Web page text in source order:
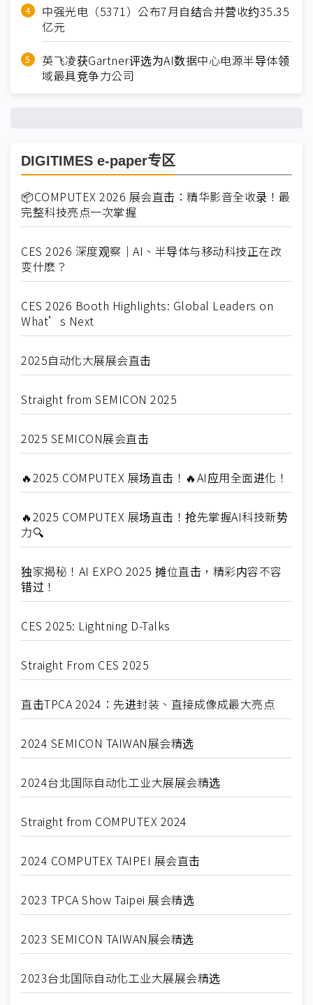
中强光电（5371）公布7月自结合并营收约35.35
亿元
英飞凌获Gartner评选为AI数据中心电源半导体领
域最具竞争力公司
DIGITIMES e-paper专区
📦COMPUTEX 2026 展会直击：精华影音全收录！最
完整科技亮点一次掌握
CES 2026 深度观察｜AI、半导体与移动科技正在改
变什麽？
CES 2026 Booth Highlights: Global Leaders on
What’s Next
2025自动化大展展会直击
Straight from SEMICON 2025
2025 SEMICON展会直击
🔥2025 COMPUTEX 展场直击！🔥AI应用全面进化！
🔥2025 COMPUTEX 展场直击！抢先掌握AI科技新势
力🔍
独家揭秘！AI EXPO 2025 摊位直击，精彩内容不容
错过！
CES 2025: Lightning D-Talks
Straight From CES 2025
直击TPCA 2024：先进封装、直接成像成最大亮点
2024 SEMICON TAIWAN展会精选
2024台北国际自动化工业大展展会精选
Straight from COMPUTEX 2024
2024 COMPUTEX TAIPEI 展会直击
2023 TPCA Show Taipei 展会精选
2023 SEMICON TAIWAN展会精选
2023台北国际自动化工业大展展会精选